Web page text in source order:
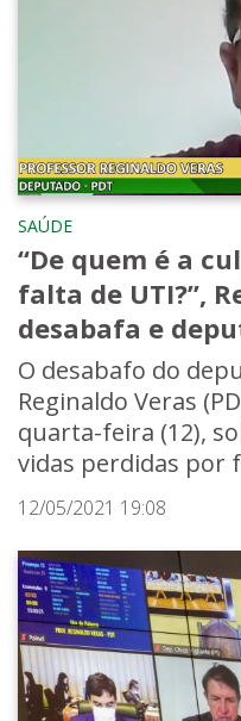
SAÚDE
“De quem é a
falta de UTI?”,
desabafa e
O desabafo do
Reginaldo Veras
quarta-feira (12),
vidas perdidas por
12/05/2021 19:08